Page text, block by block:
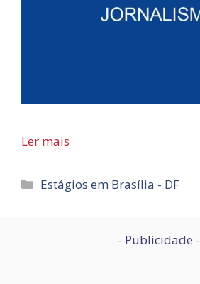
Ler mais
Categorias
Estágios em Brasília - DF
- Publicidade -